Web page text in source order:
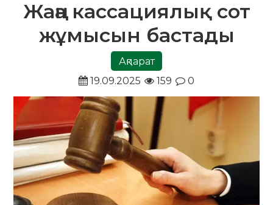
Жаңа кассациялық сот
жұмысын бастады
Ақпарат
19.09.2025
159 0